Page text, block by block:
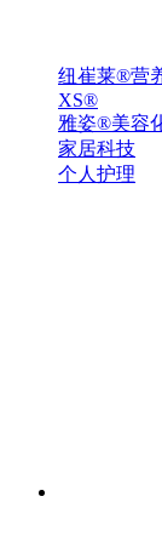
纽崔莱®营
XS®
雅姿®美容
家居科技
个人护理